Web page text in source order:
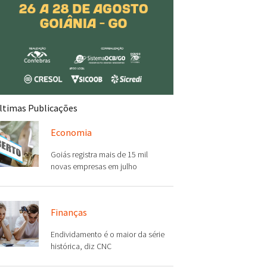
Publicações
Economia
Goiás registra mais de 15 mil
novas empresas em julho
Finanças
Endividamento é o maior da série
histórica, diz CNC